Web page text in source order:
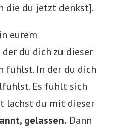
die du jetzt denkst].
eurem
du dich zu dieser
fühlst. In der du dich
Es fühlt sich
lachst du mit dieser
gelassen. Dann